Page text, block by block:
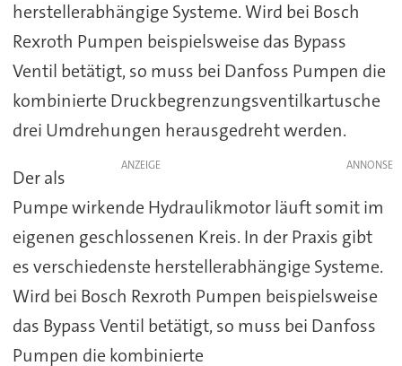
herstellerabhängige Systeme. Wird bei Bosch
Rexroth Pumpen beispielsweise das Bypass
Ventil betätigt, so muss bei Danfoss Pumpen die
kombinierte Druckbegrenzungsventilkartusche
drei Umdrehungen herausgedreht werden.
ANZEIGE
Der als
Pumpe wirkende Hydraulikmotor läuft somit im
eigenen geschlossenen Kreis. In der Praxis gibt
es verschiedenste herstellerabhängige Systeme.
Wird bei Bosch Rexroth Pumpen beispielsweise
das Bypass Ventil betätigt, so muss bei Danfoss
Pumpen die kombinierte